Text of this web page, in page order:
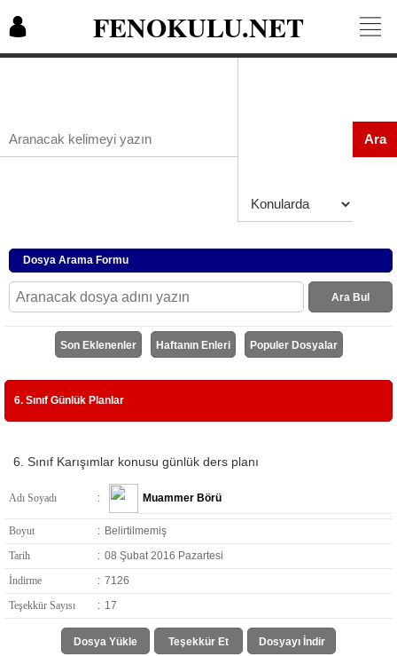
FENOKULU.NET
Ara
Dosya Arama Formu
Ara Bul
Son Eklenenler Haftanın Enleri Populer Dosyalar
6. Sınıf Günlük Planlar
6. Sınıf Karışımlar konusu günlük ders planı
Adı Soyadı : Muammer Börü
Boyut : Belirtilmemiş
Tarih
: 08 Şubat 2016 Pazartesi
İndirme
: 7126
Teşekkür Sayısı
: 17
Dosya Yükle Teşekkür Et Dosyayı İndir